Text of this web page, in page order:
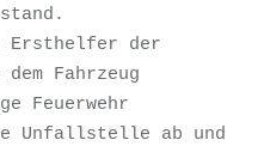
Ersthelfer der
Fahrzeug
Feuerwehr
Unfallstelle ab und